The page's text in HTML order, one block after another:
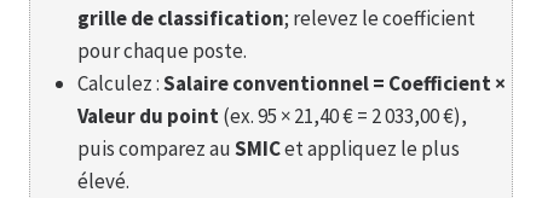
grille de classification; relevez le coefficient
pour chaque poste.
Calculez :Salaire conventionnel = Coefficient ×
Valeur du point(ex. 95 × 21,40 € = 2 033,00 €),
puis comparez auSMICet appliquez le plus
élevé.